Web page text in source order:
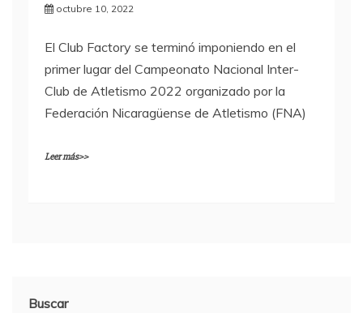
octubre 10, 2022
El Club Factory se terminó imponiendo en el
primer lugar del Campeonato Nacional Inter-
Club de Atletismo 2022 organizado por la
Federación Nicaragüense de Atletismo (FNA)
Leer más>>
Buscar